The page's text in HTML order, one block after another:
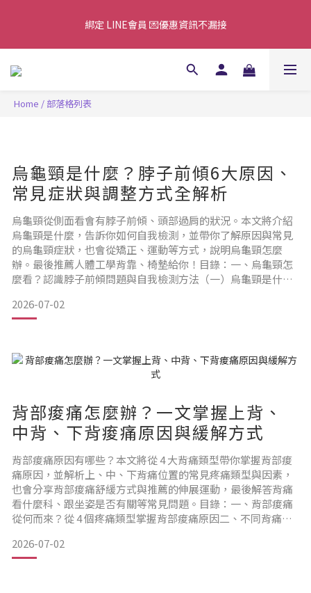
禮！
綁定 LINE會員 💌優惠資訊不漏接
⚠️8/7-8/13配合國家防空演習，官網下單可能受到影響，建議避開
7/25–8/10 父親節優惠🎁全館免運52折起 滿額滿額累贈超值好
Home / 部落格列表
烏龜頸是什麼？脖子前傾6大原因、
常見症狀與調整方式全解析
烏龜頸從側面看會有脖子前傾、頭部過肩的狀況。本文將介紹
烏龜頸是什麼，告訴你如何自我檢測，並帶你了解原因與常見
的烏龜頸症狀，也會從矯正、運動等方式，說明烏龜頸怎麼
辦。最後推薦人體工學背靠、椅墊給你！目錄：一、烏龜頸怎
麼看？認識脖子前傾問題與自我檢測方法（一）烏龜頸是什
龜頸？造成脖子前傾的 6 大原因三、烏龜頸會怎樣？可以不管
它嗎？7 大烏龜頸症狀介紹四、烏龜頸怎麼辦？日常調整方法
及背部肌肉（
2026-07-02
背部痠痛怎麼辦？一文掌握上背、
中背、下背痠痛原因與緩解方式
背部痠痛原因有哪些？本文將從 4 大背痛類型帶你掌握背部痠
痛原因，並解析上、中、下背痛位置的常見疼痛類型與因素，
也會分享背部痠痛舒緩方式與推薦的伸展運動，最後解答背痛
看什麼科、跟坐姿是否有關等常見問題。目錄：一、背部痠痛
從何而來？從 4 個疼痛類型掌握背部痠痛原因二、不同背痛位
痛說明（二）中背部痠痛說明（三）下背部痠痛說明三、背部
痠痛怎麼辦？如何舒緩？應對方式一次看（一）調整姿勢，減
2026-07-02